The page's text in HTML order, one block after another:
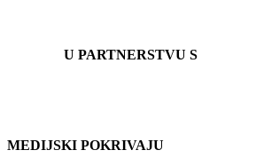
U PARTNERSTVU S
MEDIJSKI POKRIVAJU